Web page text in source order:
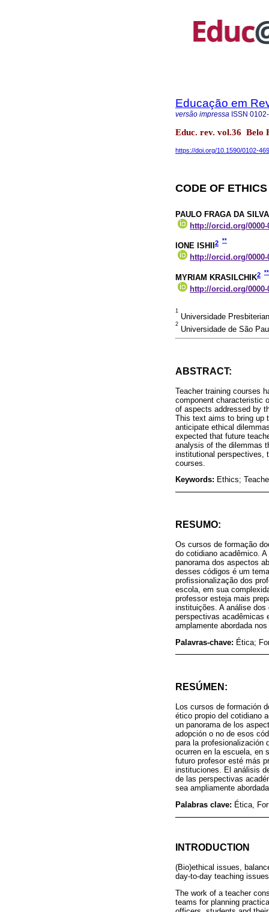
Educação em
versão impressa ISSN
Educ. rev. vol.36 Belo
https://doi.org/10.1590/0102-
CODE OF
PAULO FRAGA DA SILVA
http://orcid.org/0000-
IONE ISHII 2 **
http://orcid.org/0000-
MYRIAM KRASILCHIK2
http://orcid.org/0000-
1
Universidade
2
Universidade de São
ABSTRACT:
Teacher training courses
component characteristic
of aspects addressed by
This text aims to bring up
anticipate ethical
expected that future
analysis of the dilemmas
institutional perspectives,
courses.
Keywords: Ethics;
RESUMO:
Os cursos de formação
do cotidiano acadêmico.
panorama dos aspectos
desses códigos é um
profissionalização dos
escola, em sua
professor esteja mais
instituições. A análise
perspectivas acadêmicas
amplamente abordada
Palavras-chave: Ética;
RESÚMEN:
Los cursos de formación
ético propio del cotidiano
un panorama de los
adopción o no de esos
para la profesionalización
ocurren en la escuela, en
futuro profesor esté más
instituciones. El análisis
de las perspectivas
sea ampliamente
Palabras clave: Ética,
INTRODUCTION
(Bio)ethical issues,
day-to-day teaching
The work of a teacher
teams for planning